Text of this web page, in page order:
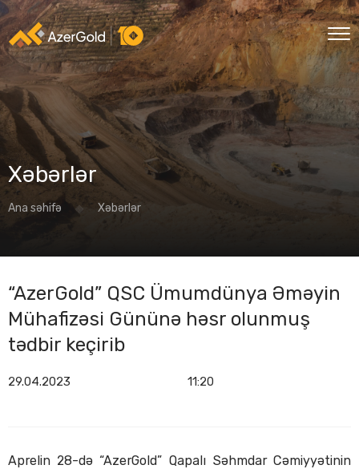
Xəbərlər
Ana səhifə Xəbərlər
“AzerGold” QSC Ümumdünya Əməyin
Mühafizəsi Gününə həsr olunmuş
tədbir keçirib
29.04.2023 11:20
Aprelin 28-də “AzerGold” Qapalı Səhmdar Cəmiyyətinin